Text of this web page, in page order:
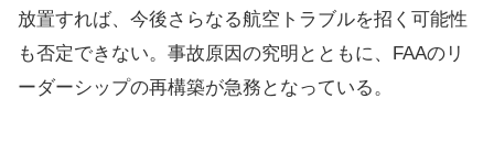
放置すれば、今後さらなる航空トラブルを招く可能性
も否定できない。事故原因の究明とともに、FAAのリ
ーダーシップの再構築が急務となっている。